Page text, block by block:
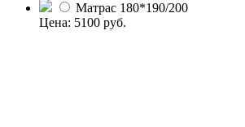
Матрас 180*190/200
Цена: 5100 руб.